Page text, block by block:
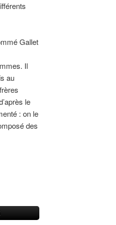
Gallet
Il
au
le
: on le
des